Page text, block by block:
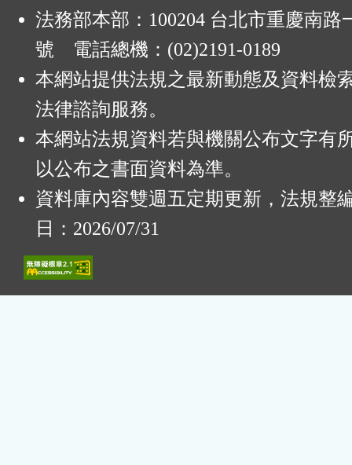
法務部本部：100204 台北市重慶南路
號 電話總機：(02)2191-0189
本網站提供法規之最新動態及資料檢
法律諮詢服務。
本網站法規資料若與機關公布文字有
以公布之書面資料為準。
資料庫內容雙週五定期更新，法規整
日：2026/07/31